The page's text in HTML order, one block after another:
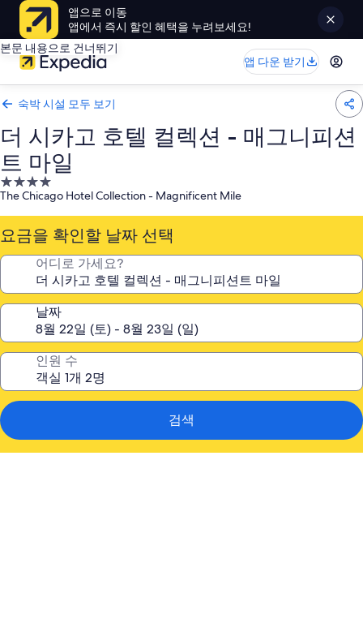
앱으로 이동
앱에서 즉시 할인 혜택을 누려보세요!
본문 내용으로 건너뛰기
앱 다운 받기
숙박 시설 모두 보기
더 시카고 호텔 컬렉션 - 매그니피션
트 마일
4.0
성
급
숙
박
설
The Chicago Hotel Collection - Magnificent Mile
요금을 확인할 날짜 선택
어디로 가세요?
날짜
인원 수
검색